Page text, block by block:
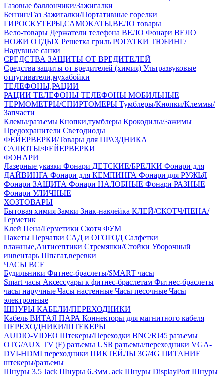
Газовые баллончики/Зажигалки
Бензин/Газ Зажигалки/Портативные горелки
ГИРОСКУТЕРЫ,САМОКАТЫ,ВЕЛО товары
Вело-товары Держатели телефона ВЕЛО Фонари ВЕЛО
НОЖИ ОТДЫХ Решетка гриль РОГАТКИ ТЮБИНГ/
Надувные санки
СРЕДСТВА ЗАЩИТЫ ОТ ВРЕДИТЕЛЕЙ
Средства защиты от вредителей (химия) Ультразвуковые
отпугиватели,мухабойки
ТЕЛЕФОНЫ,РАЦИИ
РАЦИИ ТЕЛЕФОНЫ ТЕЛЕФОНЫ МОБИЛЬНЫЕ
ТЕРМОМЕТРЫ/СПИРТОМЕРЫ Тумблеры/Кнопки/Клеммы/
Запчасти
Клемы/разъемы Кнопки,тумблеры Крокодилы/Зажимы
Предохранители Светодиоды
ФЕЙЕРВЕРКИ/Товары для ПРАЗДНИКА
САЛЮТЫ/ФЕЙЕРВЕРКИ
ФОНАРИ
Лазерные указки Фонари ДЕТСКИЕ/БРЕЛКИ Фонари для
ДАЙВИНГА Фонари для КЕМПИНГА Фонари для РУЖЬЯ
Фонари ЗАЩИТА Фонари НАЛОБНЫЕ Фонари РАЗНЫЕ
Фонари УЛИЧНЫЕ
ХОЗТОВАРЫ
Бытовая химия Замки Знак-наклейка КЛЕЙ/СКОТЧ/ПЕНА/
Герметик
Клей Пена/Герметики Скотч ФУМ
Пакеты Перчатки САД и ОГОРОД Салфетки
влажные,Антисептики Стремянки/Стойки Уборочный
инвентарь Шпагат,веревки
ЧАСЫ ВСЕ
Будильники Фитнес-браслеты/SMART часы
Smart часы Аксессуары к фитнес-браслетам Фитнес-браслеты
часы наручные Часы настенные Часы песочные Часы
электронные
ШНУРЫ КАБЕЛИ/ПЕРЕХОДНИКИ
Кабель ВИТАЯ ПАРА Коннекторы для магнитного кабеля
ПЕРЕХОДНИКИ/ШТЕКЕРЫ
AUDIO-VIDEO Штекеры/Переходки BNC/RJ45 разъемы
OTG/AUX TV (F) разъемы USB разъемы/переходники VGA-
DVI-HDMI переходники ПИКТЕЙЛЫ 3G/4G ПИТАНИЕ
штекеры/разъемы
Шнуры 3.5 Jack Шнуры 6.3мм Jack Шнуры DisplayPort Шнуры